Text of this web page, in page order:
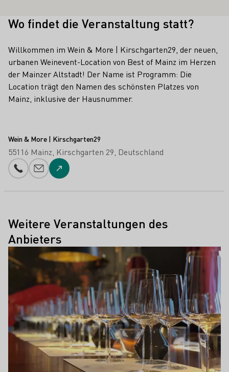
Wo findet die Veranstaltung statt?
Willkommen im Wein & More | Kirschgarten29, der neuen,
urbanen Weinevent-Location von Best of Mainz im Herzen
der Mainzer Altstadt! Der Name ist Programm: Die
Location trägt den Namen des schönsten Platzes von
Mainz, inklusive der Hausnummer.
Wein & More | Kirschgarten29
55116 Mainz Kirschgarten 29 Deutschland
Telefonnummer
E-Mail-Adresse
Zur Website
Weitere Veranstaltungen des
Anbieters
Mehr erfahren